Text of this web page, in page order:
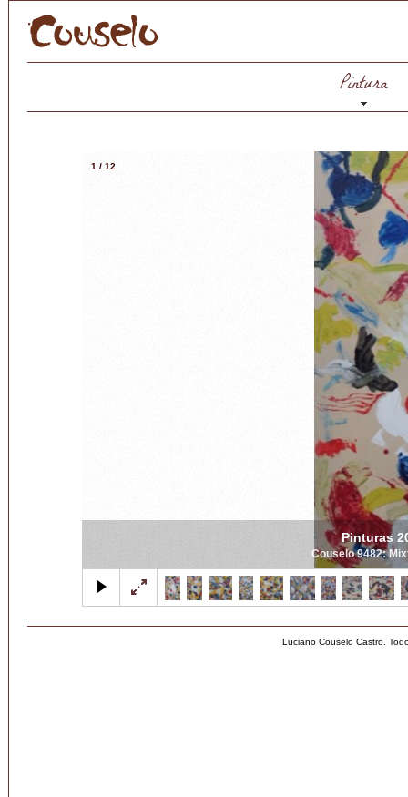
Pintura
Pinturas
Couselo 9482:
1 / 12
Luciano Couselo Castro.